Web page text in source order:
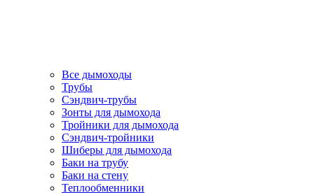
Все дымоходы
Трубы
Сэндвич-трубы
Зонты для дымохода
Тройники для дымохода
Сэндвич-тройники
Шиберы для дымохода
Баки на трубу
Баки на стену
Теплообменники